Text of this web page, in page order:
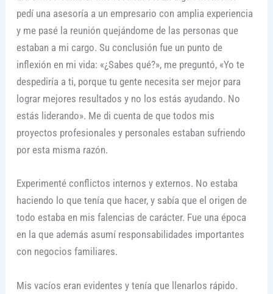
pedí una asesoría a un empresario con amplia experiencia
y me pasé la reunión quejándome de las personas que
estaban a mi cargo. Su conclusión fue un punto de
inflexión en mi vida: «¿Sabes qué?», me preguntó, «Yo te
despediría a ti, porque tu gente necesita ser mejor para
lograr mejores resultados y no los estás ayudando. No
estás liderando». Me di cuenta de que todos mis
proyectos profesionales y personales estaban sufriendo
por esta misma razón.
Experimenté conflictos internos y externos. No estaba
haciendo lo que tenía que hacer, y sabía que el origen de
todo estaba en mis falencias de carácter. Fue una época
en la que además asumí responsabilidades importantes
con negocios familiares.
Mis vacíos eran evidentes y tenía que llenarlos rápido.